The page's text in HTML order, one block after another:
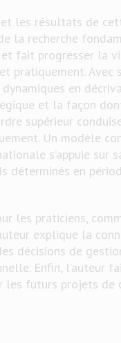
les résultats de
la recherche
fait progresser la
pratiquement. Avec
en
et la façon
supérieur
Un modèle
s’appuie sur
déterminés en
les praticiens,
explique la
décisions de
Enfin, l’auteur
les futurs projets de